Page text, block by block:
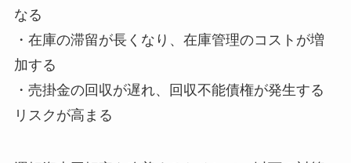
なる
・在庫の滞留が長くなり、在庫管理のコストが増
加する
・売掛金の回収が遅れ、回収不能債権が発生する
リスクが高まる